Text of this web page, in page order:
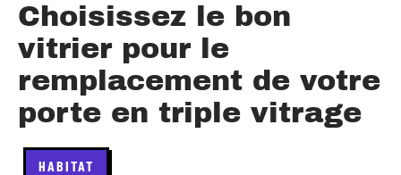
Choisissez le bon
vitrier pour le
remplacement de votre
porte en triple vitrage
HABITAT